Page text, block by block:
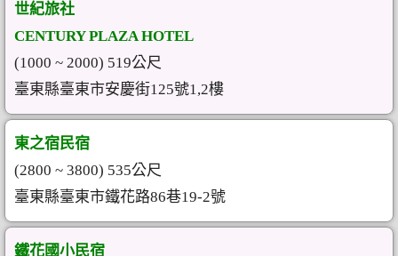
世紀旅社
CENTURY PLAZA HOTEL
(1000 ~ 2000) 519公尺
臺東縣臺東市安慶街125號1,2樓
東之宿民宿
(2800 ~ 3800) 535公尺
臺東縣臺東市鐵花路86巷19-2號
鐵花國小民宿